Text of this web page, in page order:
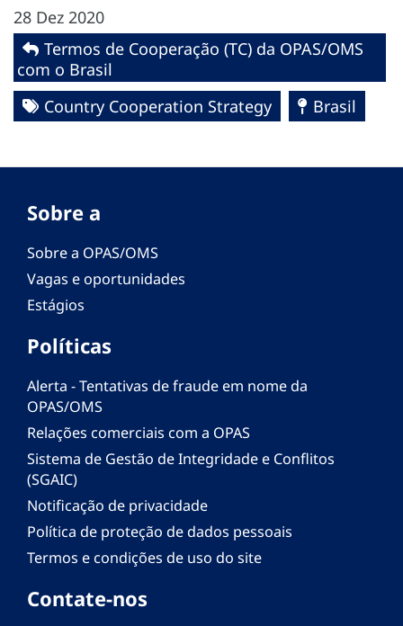
28 Dez 2020
Termos de Cooperação (TC) da OPAS/OMS
com o Brasil
Country Cooperation Strategy
Brasil
Sobre a
Sobre a OPAS/OMS
Vagas e oportunidades
Estágios
Políticas
Alerta - Tentativas de fraude em nome da
OPAS/OMS
Relações comerciais com a OPAS
Sistema de Gestão de Integridade e Conflitos
(SGAIC)
Notificação de privacidade
Política de proteção de dados pessoais
Termos e condições de uso do site
Contate-nos